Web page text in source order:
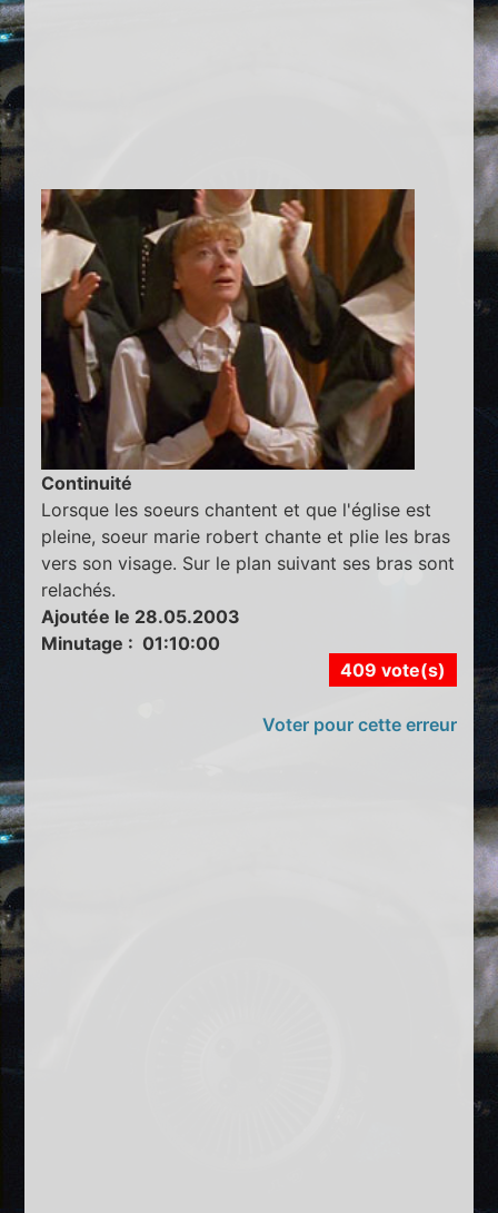
Continuité
Lorsque les soeurs chantent et que l'église est
pleine, soeur marie robert chante et plie les bras
vers son visage. Sur le plan suivant ses bras sont
relachés.
Ajoutée le 28.05.2003
Minutage : 01:10:00
409 vote(s)
Voter pour cette erreur